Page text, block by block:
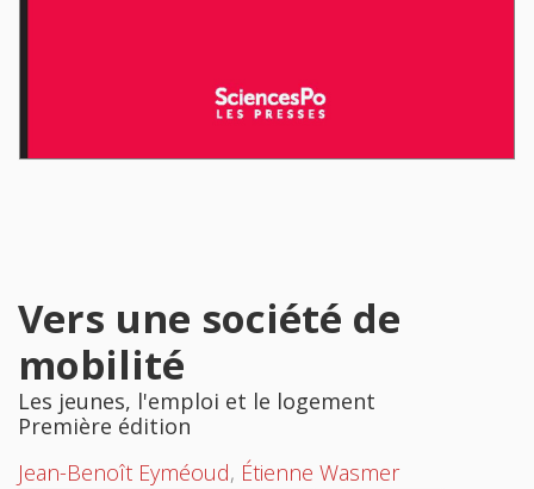
Vers une société de
mobilité
Les jeunes, l'emploi et le logement
Première édition
Jean-Benoît Eyméoud, Étienne Wasmer